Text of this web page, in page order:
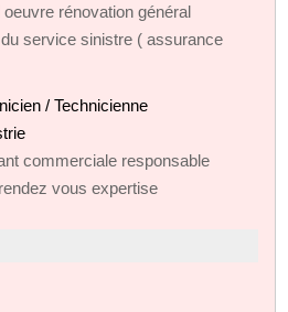
rénovation général
service sinistre ( assurance
/ Technicienne
commerciale responsable
vous expertise